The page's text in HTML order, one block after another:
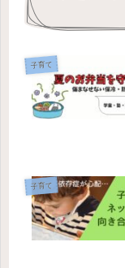
子育て
子育て